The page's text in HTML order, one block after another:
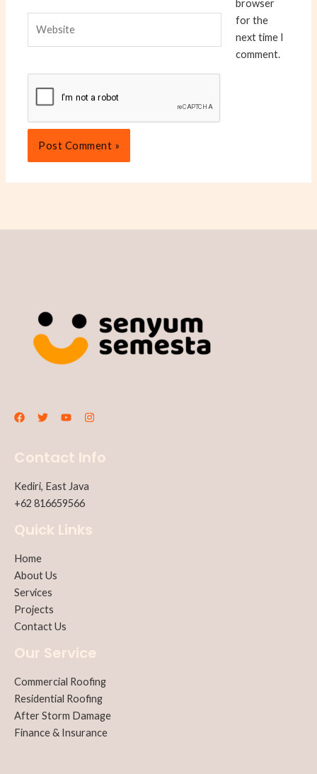
browser
for the
next time I
comment.
Contact Info
Kediri, East Java
+62 816659566
Quick Links
Home
About Us
Services
Projects
Contact Us
Our Service
Commercial Roofing
Residential Roofing
After Storm Damage
Finance & Insurance